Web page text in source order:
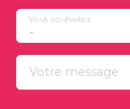
-
Vous souhaitez
Votre message